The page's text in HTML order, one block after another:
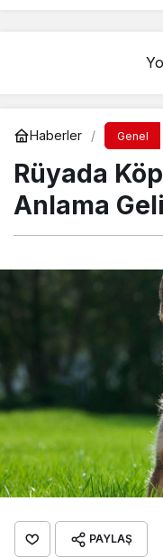
Haberler Genel
Rüyada
Anlama
PAYLAŞ